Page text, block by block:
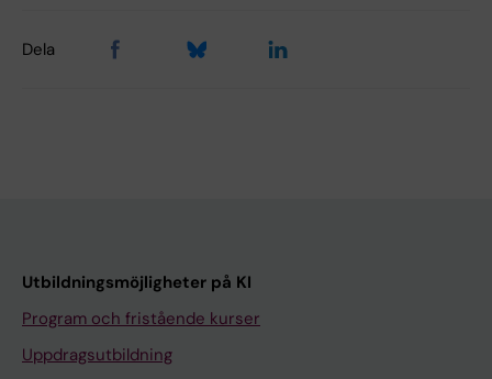
Dela
Utbildningsmöjligheter på KI
Program och fristående kurser
Uppdragsutbildning